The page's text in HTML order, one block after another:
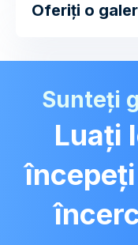
Oferiți o
Sunteți
Luați